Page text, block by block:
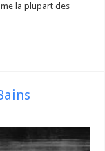
la plupart des